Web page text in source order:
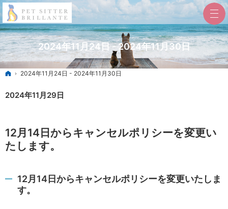
2024年11月24日 - 2024年11月30日
ホーム
2024年11月24日 - 2024年11月30日
2024年11月29日
12月14日からキャンセルポリシーを変更い
たします。
12月14日からキャンセルポリシーを変更いたしま
す。